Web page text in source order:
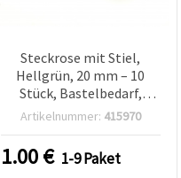
Steckrose mit Stiel,
Hellgrün, 20 mm – 10
Stück, Bastelbedarf,
Floristik, Hochzeitsdeko
Artikelnummer: 415970
1.00€ 1-9 Paket